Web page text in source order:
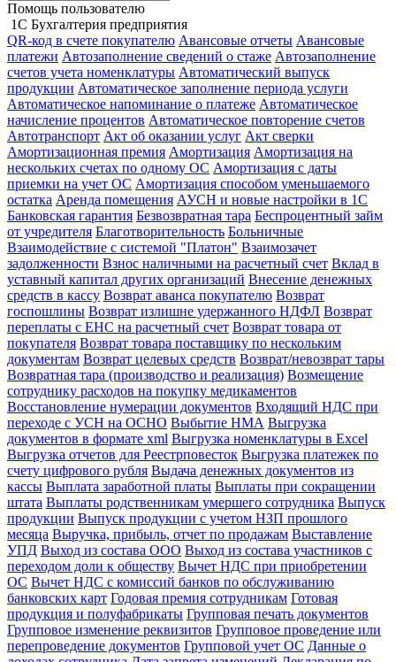
Помощь пользователю
1С Бухгалтерия предприятия
QR-код в счете покупателю Авансовые отчеты Авансовые
платежи Автозаполнение сведений о стаже Автозаполнение
счетов учета номенклатуры Автоматический выпуск
продукции Автоматическое заполнение периода услуги
Автоматическое напоминание о платеже Автоматическое
начисление процентов Автоматическое повторение счетов
Автотранспорт Акт об оказании услуг Акт сверки
Амортизационная премия Амортизация Амортизация на
нескольких счетах по одному ОС Амортизация с даты
приемки на учет ОС Амортизация способом уменьшаемого
остатка Аренда помещения АУСН и новые настройки в 1С
Банковская гарантия Безвозвратная тара Беспроцентный займ
от учредителя Благотворительность Больничные
Взаимодействие с системой "Платон" Взаимозачет
задолженности Взнос наличными на расчетный счет Вклад в
уставный капитал других организаций Внесение денежных
средств в кассу Возврат аванса покупателю Возврат
госпошлины Возврат излишне удержанного НДФЛ Возврат
переплаты с ЕНС на расчетный счет Возврат товара от
покупателя Возврат товара поставщику по нескольким
документам Возврат целевых средств Возврат/невозврат тары
Возвратная тара (производство и реализация) Возмещение
сотруднику расходов на покупку медикаментов
Восстановление нумерации документов Входящий НДС при
переходе с УСН на ОСНО Выбытие НМА Выгрузка
документов в формате xml Выгрузка номенклатуры в Excel
Выгрузка отчетов для Реестрповесток Выгрузка платежек по
счету цифрового рубля Выдача денежных документов из
кассы Выплата заработной платы Выплаты при сокращении
штата Выплаты родственникам умершего сотрудника Выпуск
продукции Выпуск продукции с учетом НЗП прошлого
месяца Выручка, прибыль, отчет по продажам Выставление
УПД Выход из состава ООО Выход из состава участников с
переходом доли к обществу Вычет НДС при приобретении
ОС Вычет НДС с комиссий банков по обслуживанию
банковских карт Годовая премия сотрудникам Готовая
продукция и полуфабрикаты Групповая печать документов
Групповое изменение реквизитов Групповое проведение или
перепроведение документов Групповой учет ОС Данные о